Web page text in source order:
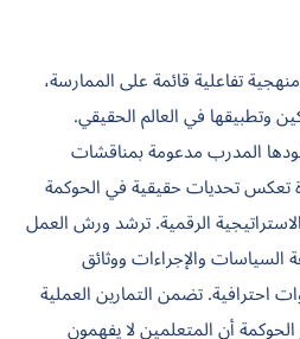
تفاعلية قائمة على الممارسة،
وتطبيقها في العالم الحقيقي.
المدرب مدعومة بمناقشات
تعكس تحديات حقيقية في الحوكمة
الرقمية. ترشد ورش العمل
السياسات والإجراءات ووثائق
احترافية. تضمن التمارين العملية
أن المتعلمين لا يفهمون